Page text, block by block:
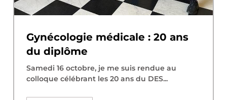
Gynécologie médicale : 20 ans
du diplôme
Samedi 16 octobre, je me suis rendue au
colloque célébrant les 20 ans du DES...